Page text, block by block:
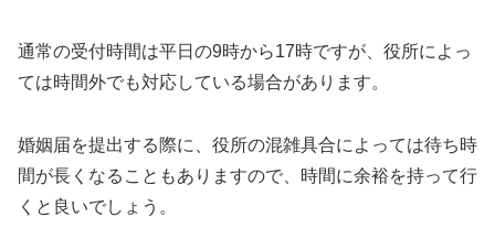
通常の受付時間は平日の9時から17時ですが、役所によっ
ては時間外でも対応している場合があります。
婚姻届を提出する際に、役所の混雑具合によっては待ち時
間が長くなることもありますので、時間に余裕を持って行
くと良いでしょう。